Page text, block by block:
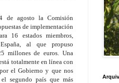
de agosto la Comisión
de implementación
16 estados miembros,
al que propuso
millones de euros. Una
totalmente en línea con
el Gobierno y que nos
segundo país que más